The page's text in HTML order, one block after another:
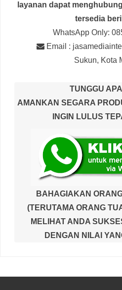
layanan dapat
tersedia
WhatsApp Only:
Email :
Sukun, Kota
TUNGGU
AMANKAN SEGARA
INGIN LULUS
BAHAGIAKAN
(TERUTAMA ORANG
MELIHAT ANDA
DENGAN NILAI